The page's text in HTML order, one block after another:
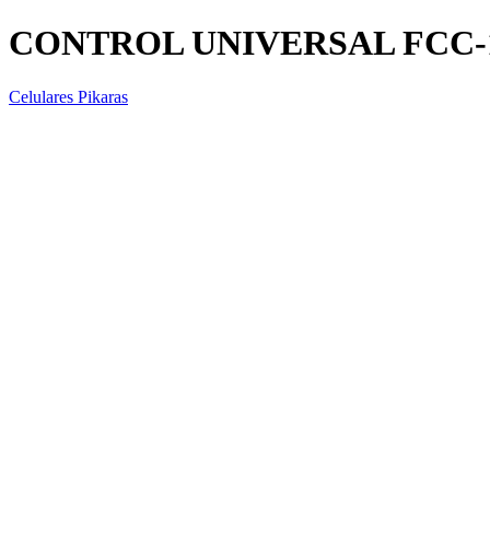
CONTROL UNIVERSAL FCC-
Celulares Pikaras